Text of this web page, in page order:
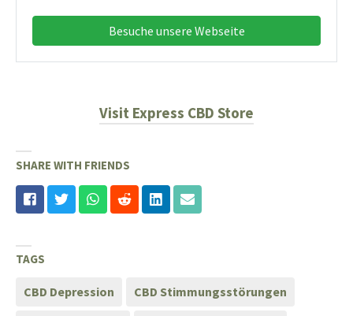
Besuche unsere Webseite
Visit Express CBD Store
SHARE WITH FRIENDS
TAGS
CBD Depression CBD Stimmungsstörungen